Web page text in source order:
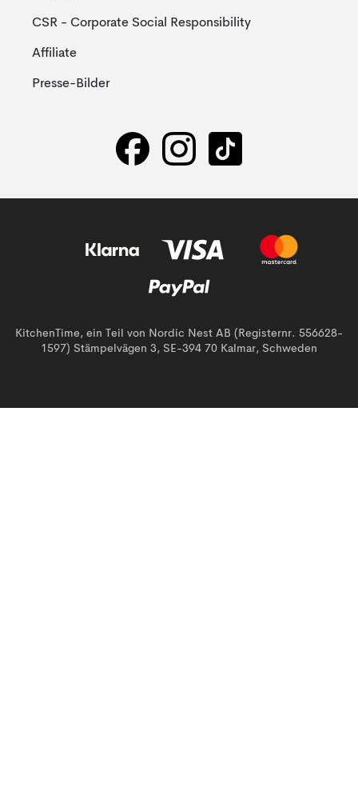
CSR - Corporate Social Responsibility
Affiliate
Presse-Bilder
KitchenTime, ein Teil von Nordic Nest AB (Registernr. 556628-
1597) Stämpelvägen 3, SE-394 70 Kalmar, Schweden